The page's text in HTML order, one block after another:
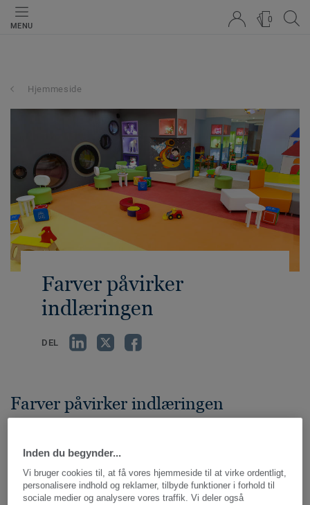
MENU
0
Hjemmeside
Farver påvirker
indlæringen
DEL
Farver påvirker indlæringen
opmuntre til læring og skabe et positivt uddannelsesmiljø.
Farver er ikke bare dekorative – de påvirker også vores
følelser og adfærd, især i de tidlige udviklingsår.
Inden du begynder...
Vi bruger cookies til, at få vores hjemmeside til at virke ordentligt,
personalisere indhold og reklamer, tilbyde funktioner i forhold til
sociale medier og analysere vores traffik. Vi deler også